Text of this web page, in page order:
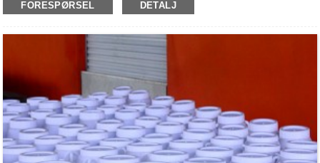
FORESPØRSEL DETALJ